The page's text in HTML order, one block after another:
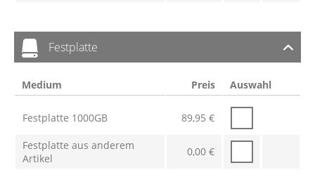
Festplatte
Medium Preis Auswahl
Festplatte 1000GB 89,95 €
Festplatte aus anderem
Artikel
0,00 €